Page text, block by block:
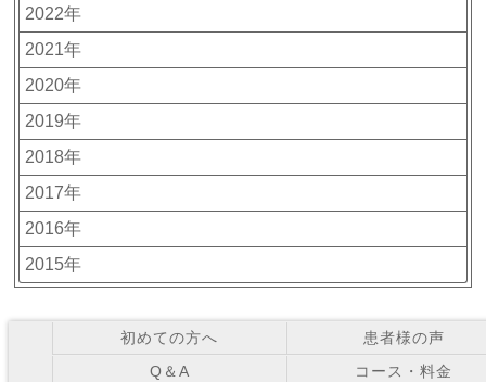
2022年
2021年
2020年
2019年
2018年
2017年
2016年
2015年
初めての方へ
患者様の声
Q＆A
コース・料金